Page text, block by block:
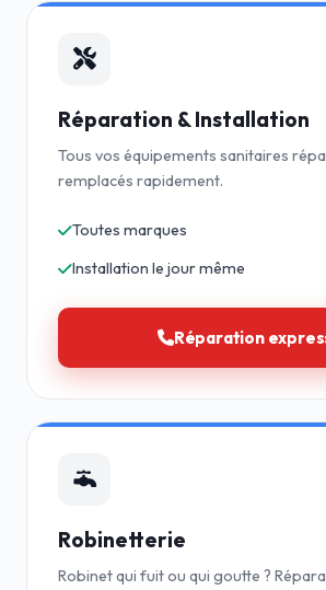
Réparation & Installation
Tous vos équipements sanitaires
remplacés rapidement.
Toutes marques
Installation le jour même
Réparation
Robinetterie
Robinet qui fuit ou qui goutte ?